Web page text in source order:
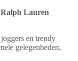
Lauren
en trendy
gelegenheden,